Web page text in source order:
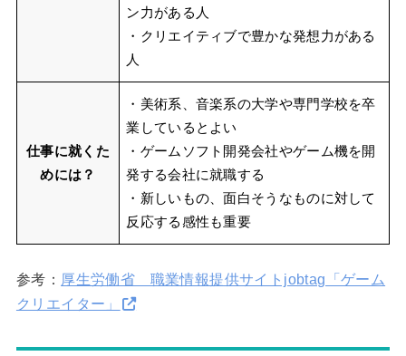
ン力がある人
・クリエイティブで豊かな発想力がある
人
仕事に就くた
めには？
・美術系、音楽系の大学や専門学校を卒
業しているとよい
・ゲームソフト開発会社やゲーム機を開
発する会社に就職する
・新しいもの、面白そうなものに対して
反応する感性も重要
参考： 厚生労働省 職業情報提供サイトjobtag「ゲーム
クリエイター」